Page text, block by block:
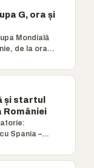
G, ora și
Mondială
de la ora
și startul
României
Spania –